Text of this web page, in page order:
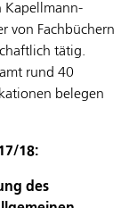
Kapellmann-
von Fachbüchern
tätig.
rund 40
belegen
18:
des